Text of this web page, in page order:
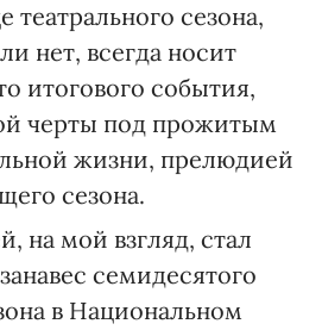
театрального сезона,
нет, всегда носит
итогового события,
черты под прожитым
жизни, прелюдией
сезона.
на мой взгляд, стал
семидесятого
в Национальном